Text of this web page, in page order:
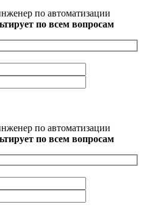
по автоматизации
по всем вопросам
по автоматизации
по всем вопросам